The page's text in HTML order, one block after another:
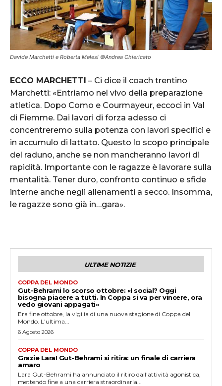
Davide Marchetti e Roberta Melesi ©Andrea Chiericato
ECCO MARCHETTI – Ci dice il coach trentino
Marchetti: «Entriamo nel vivo della preparazione
atletica. Dopo Como e Courmayeur, eccoci in Val
di Fiemme. Dai lavori di forza adesso ci
concentreremo sulla potenza con lavori specifici e
in accumulo di lattato. Questo lo scopo principale
del raduno, anche se non mancheranno lavori di
rapidità. Importante con le ragazze è lavorare sulla
mentalità. Tener duro, confronto continuo e sfide
interne anche negli allenamenti a secco. Insomma,
le ragazze sono già in…gara».
ULTIME NOTIZIE
COPPA DEL MONDO
Gut-Behrami lo scorso ottobre: «I social? Oggi
bisogna piacere a tutti. In Coppa si va per vincere, ora
vedo giovani appagati»
Era fine ottobre, la vigilia di una nuova stagione di Coppa del
Mondo. L'ultima...
6 Agosto 2026
COPPA DEL MONDO
Grazie Lara! Gut-Behrami si ritira: un finale di carriera
amaro
Lara Gut-Behrami ha annunciato il ritiro dall'attività agonistica,
mettendo fine a una carriera straordinaria...